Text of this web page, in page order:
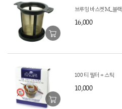
브루잉 바스켓 M_블랙
16,000
100 티 필터 + 스틱
10,000